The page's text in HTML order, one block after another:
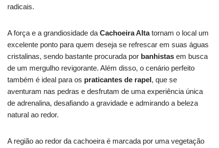
radicais.
A força e a grandiosidade da Cachoeira Altatornam o local um
excelente ponto para quem deseja se refrescar em suas águas
cristalinas, sendo bastante procurada por banhistas em busca
de um mergulho revigorante. Além disso, o cenário perfeito
também é ideal para os praticantes de rapel, que se
aventuram nas pedras e desfrutam de uma experiência única
de adrenalina, desafiando a gravidade e admirando a beleza
natural ao redor.
A região ao redor da cachoeira é marcada por uma vegetação